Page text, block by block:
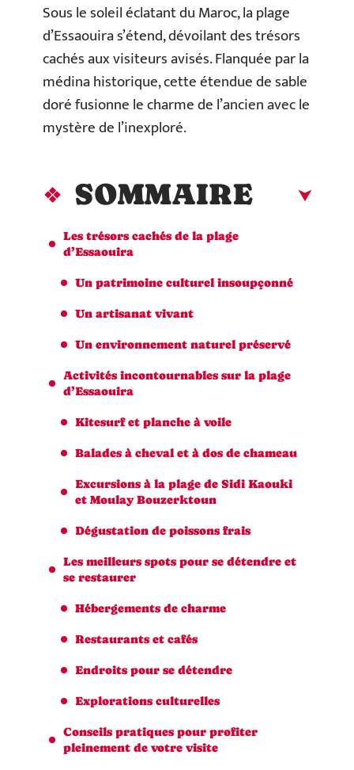
Sous le soleil éclatant du Maroc, la plage
d’Essaouira s’étend, dévoilant des trésors
cachés aux visiteurs avisés. Flanquée par la
médina historique, cette étendue de sable
doré fusionne le charme de l’ancien avec le
mystère de l’inexploré.
SOMMAIRE
Les trésors cachés de la plage
d’Essaouira
Un patrimoine culturel insoupçonné
Un artisanat vivant
Un environnement naturel préservé
Activités incontournables sur la plage
d’Essaouira
Kitesurf et planche à voile
Balades à cheval et à dos de chameau
Excursions à la plage de Sidi Kaouki
et Moulay Bouzerktoun
Dégustation de poissons frais
Les meilleurs spots pour se détendre et
se restaurer
Hébergements de charme
Restaurants et cafés
Endroits pour se détendre
Explorations culturelles
Conseils pratiques pour profiter
pleinement de votre visite